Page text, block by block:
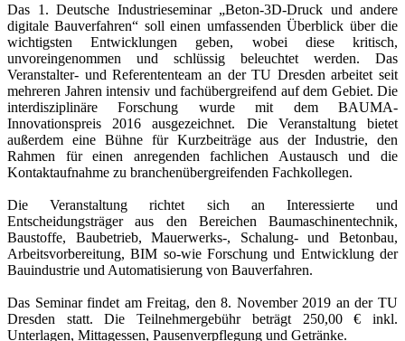
Das 1. Deutsche Industrieseminar „Beton-3D-Druck und andere
digitale Bauverfahren“ soll einen umfassenden Überblick über die
wichtigsten Entwicklungen geben, wobei diese kritisch,
unvoreingenommen und schlüssig beleuchtet werden. Das
Veranstalter- und Referententeam an der TU Dresden arbeitet seit
mehreren Jahren intensiv und fachübergreifend auf dem Gebiet. Die
interdisziplinäre Forschung wurde mit dem BAUMA-
Innovationspreis 2016 ausgezeichnet. Die Veranstaltung bietet
außerdem eine Bühne für Kurzbeiträge aus der Industrie, den
Rahmen für einen anregenden fachlichen Austausch und die
Kontaktaufnahme zu branchenübergreifenden Fachkollegen.
Die Veranstaltung richtet sich an Interessierte und
Entscheidungsträger aus den Bereichen Baumaschinentechnik,
Baustoffe, Baubetrieb, Mauerwerks-, Schalung- und Betonbau,
Arbeitsvorbereitung, BIM so-wie Forschung und Entwicklung der
Bauindustrie und Automatisierung von Bauverfahren.
Das Seminar findet am Freitag, den 8. November 2019 an der TU
Dresden statt. Die Teilnehmergebühr beträgt 250,00 € inkl.
Unterlagen, Mittagessen, Pausenverpflegung und Getränke.